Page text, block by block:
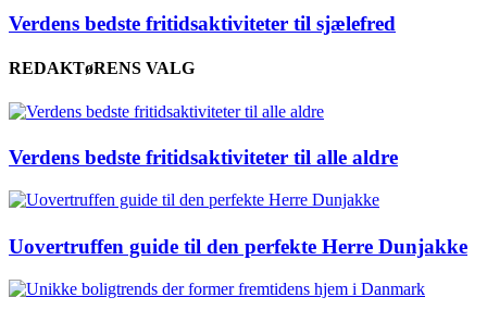
Verdens bedste fritidsaktiviteter til sjælefred
REDAKTøRENS VALG
Verdens bedste fritidsaktiviteter til alle aldre
Uovertruffen guide til den perfekte Herre Dunjakke